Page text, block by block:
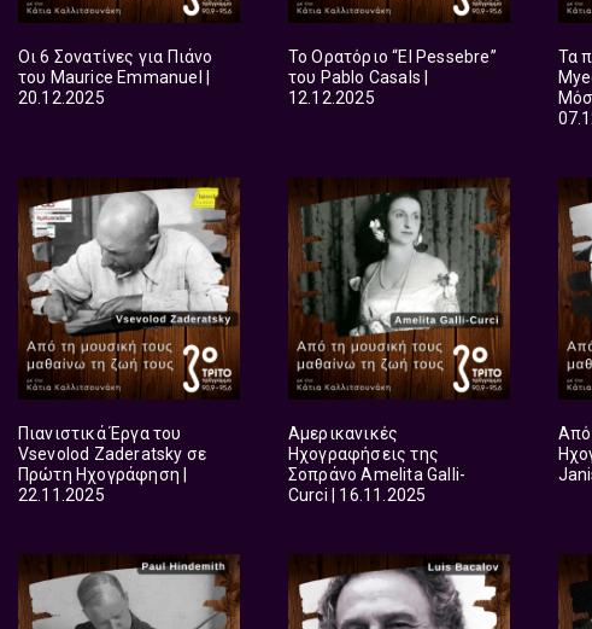
Οι 6 Σονατίνες για Πιάνο
του Maurice Emmanuel |
20.12.2025
Το Ορατόριο “El Pessebre”
του Pablo Casals |
12.12.2025
Τα
Πιανιστικά Έργα του
Vsevolod Zaderatsky σε
Πρώτη Ηχογράφηση |
22.11.2025
Αμερικανικές
Ηχογραφήσεις της
Σοπράνο Amelita Galli-
Curci | 16.11.2025
Από